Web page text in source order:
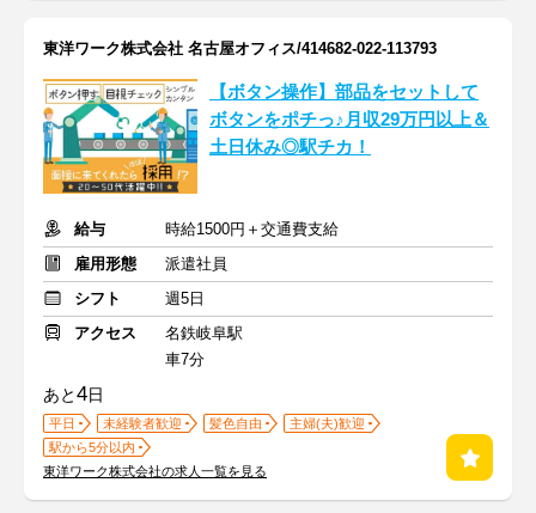
東洋ワーク株式会社 名古屋オフィス/414682-022-113793
【ボタン操作】部品をセットして
ボタンをポチっ♪月収29万円以上＆
土日休み◎駅チカ！
給与
時給1500円＋交通費支給
雇用形態
派遣社員
シフト
週5日
アクセス
名鉄岐阜駅
車7分
あと4日
平日 未経験者歓迎 髪色自由
主婦(夫)歓迎
駅から5分以内
東洋ワーク株式会社の求人一覧を見る